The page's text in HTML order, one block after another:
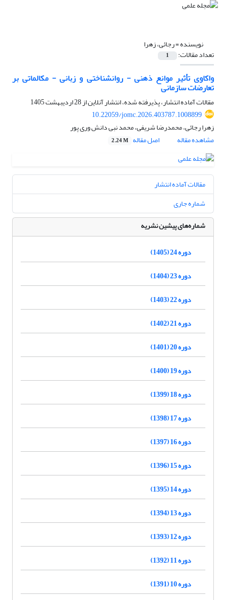
نویسنده =رجائی، زهرا
تعداد مقالات: 1
واکاوی تأثیر موانع ذهنی - روانشناختی و زبانی - مکالماتی بر
تعارضات سازمانی
مقالات آماده انتشار، پذیرفته شده، انتشار آنلاین از28 اردیبهشت 1405
10.22059/jomc.2026.403787.1008899
زهرا رجائی، محمدرضا شریفی، محمد نبی دانش وری پور
مشاهده مقاله
اصل مقاله 2.24 M
مقالات آماده انتشار
شماره جاری
شماره‌های پیشین نشریه
دوره 24 (1405)
دوره 23 (1404)
دوره 22 (1403)
دوره 21 (1402)
دوره 20 (1401)
دوره 19 (1400)
دوره 18 (1399)
دوره 17 (1398)
دوره 16 (1397)
دوره 15 (1396)
دوره 14 (1395)
دوره 13 (1394)
دوره 12 (1393)
دوره 11 (1392)
دوره 10 (1391)